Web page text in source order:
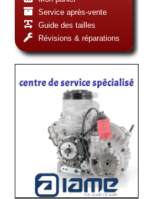
Service après-vente
Guide des tailles
Révisions & réparations